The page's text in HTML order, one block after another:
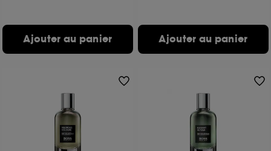
Ajouter au panier Ajouter au panier